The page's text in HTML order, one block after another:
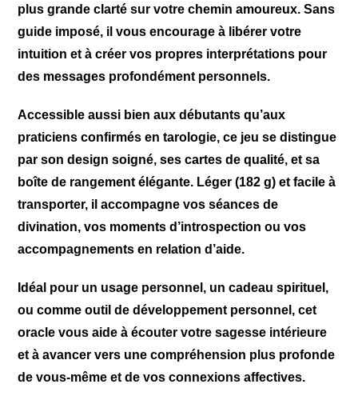
plus grande clarté sur votre chemin amoureux. Sans
guide imposé, il vous encourage à libérer votre
intuition et à créer vos propres interprétations pour
des messages profondément personnels.
Accessible aussi bien aux débutants qu’aux
praticiens confirmés en tarologie, ce jeu se distingue
par son design soigné, ses cartes de qualité, et sa
boîte de rangement élégante. Léger (182 g) et facile à
transporter, il accompagne vos séances de
divination, vos moments d’introspection ou vos
accompagnements en relation d’aide.
Idéal pour un usage personnel, un cadeau spirituel,
ou comme outil de développement personnel, cet
oracle vous aide à écouter votre sagesse intérieure
et à avancer vers une compréhension plus profonde
de vous-même et de vos connexions affectives.